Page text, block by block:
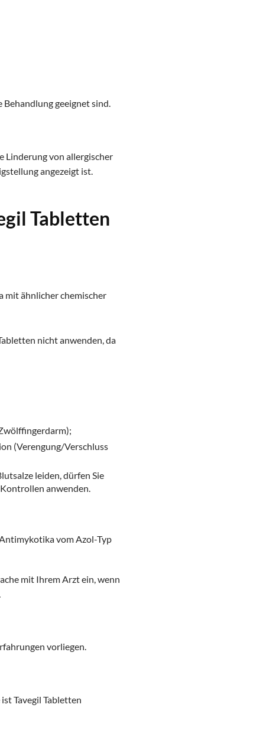
geeignet sind.
Linderung von allergischer
angezeigt ist.
Tabletten
mit ähnlicher chemischer
nicht anwenden, da
(Verengung/Verschluss
leiden, dürfen Sie
anwenden.
vom Azol-Typ
mit Ihrem Arzt ein, wenn
vorliegen.
Tavegil Tabletten